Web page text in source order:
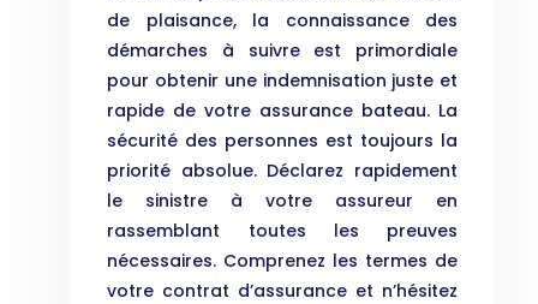
de plaisance, la connaissance des
démarches à suivre est primordiale
pour obtenir une indemnisation juste et
rapide de votre assurance bateau. La
sécurité des personnes est toujours la
priorité absolue. Déclarez rapidement
le sinistre à votre assureur en
rassemblant toutes les preuves
nécessaires. Comprenez les termes de
votre contrat d’assurance et n’hésitez